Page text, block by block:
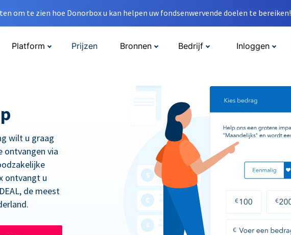
om te zien hoe Donorbox u kan helpen uw fondsenwervende doelen te bereiken!
Platform Prijzen Bronnen Bedrijf Inloggen
wilt u graag
ontvangen via
ontvangt u
de meest